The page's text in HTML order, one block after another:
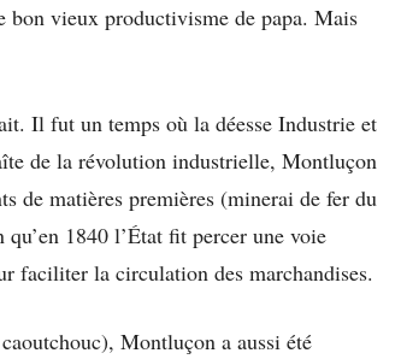
vieux productivisme de papa. Mais
Il fut un temps où la déesse Industrie et
de la révolution industrielle, Montluçon
de matières premières (minerai de fer du
1840 l’État fit percer une voie
faciliter la circulation des marchandises.
Montluçon a aussi été